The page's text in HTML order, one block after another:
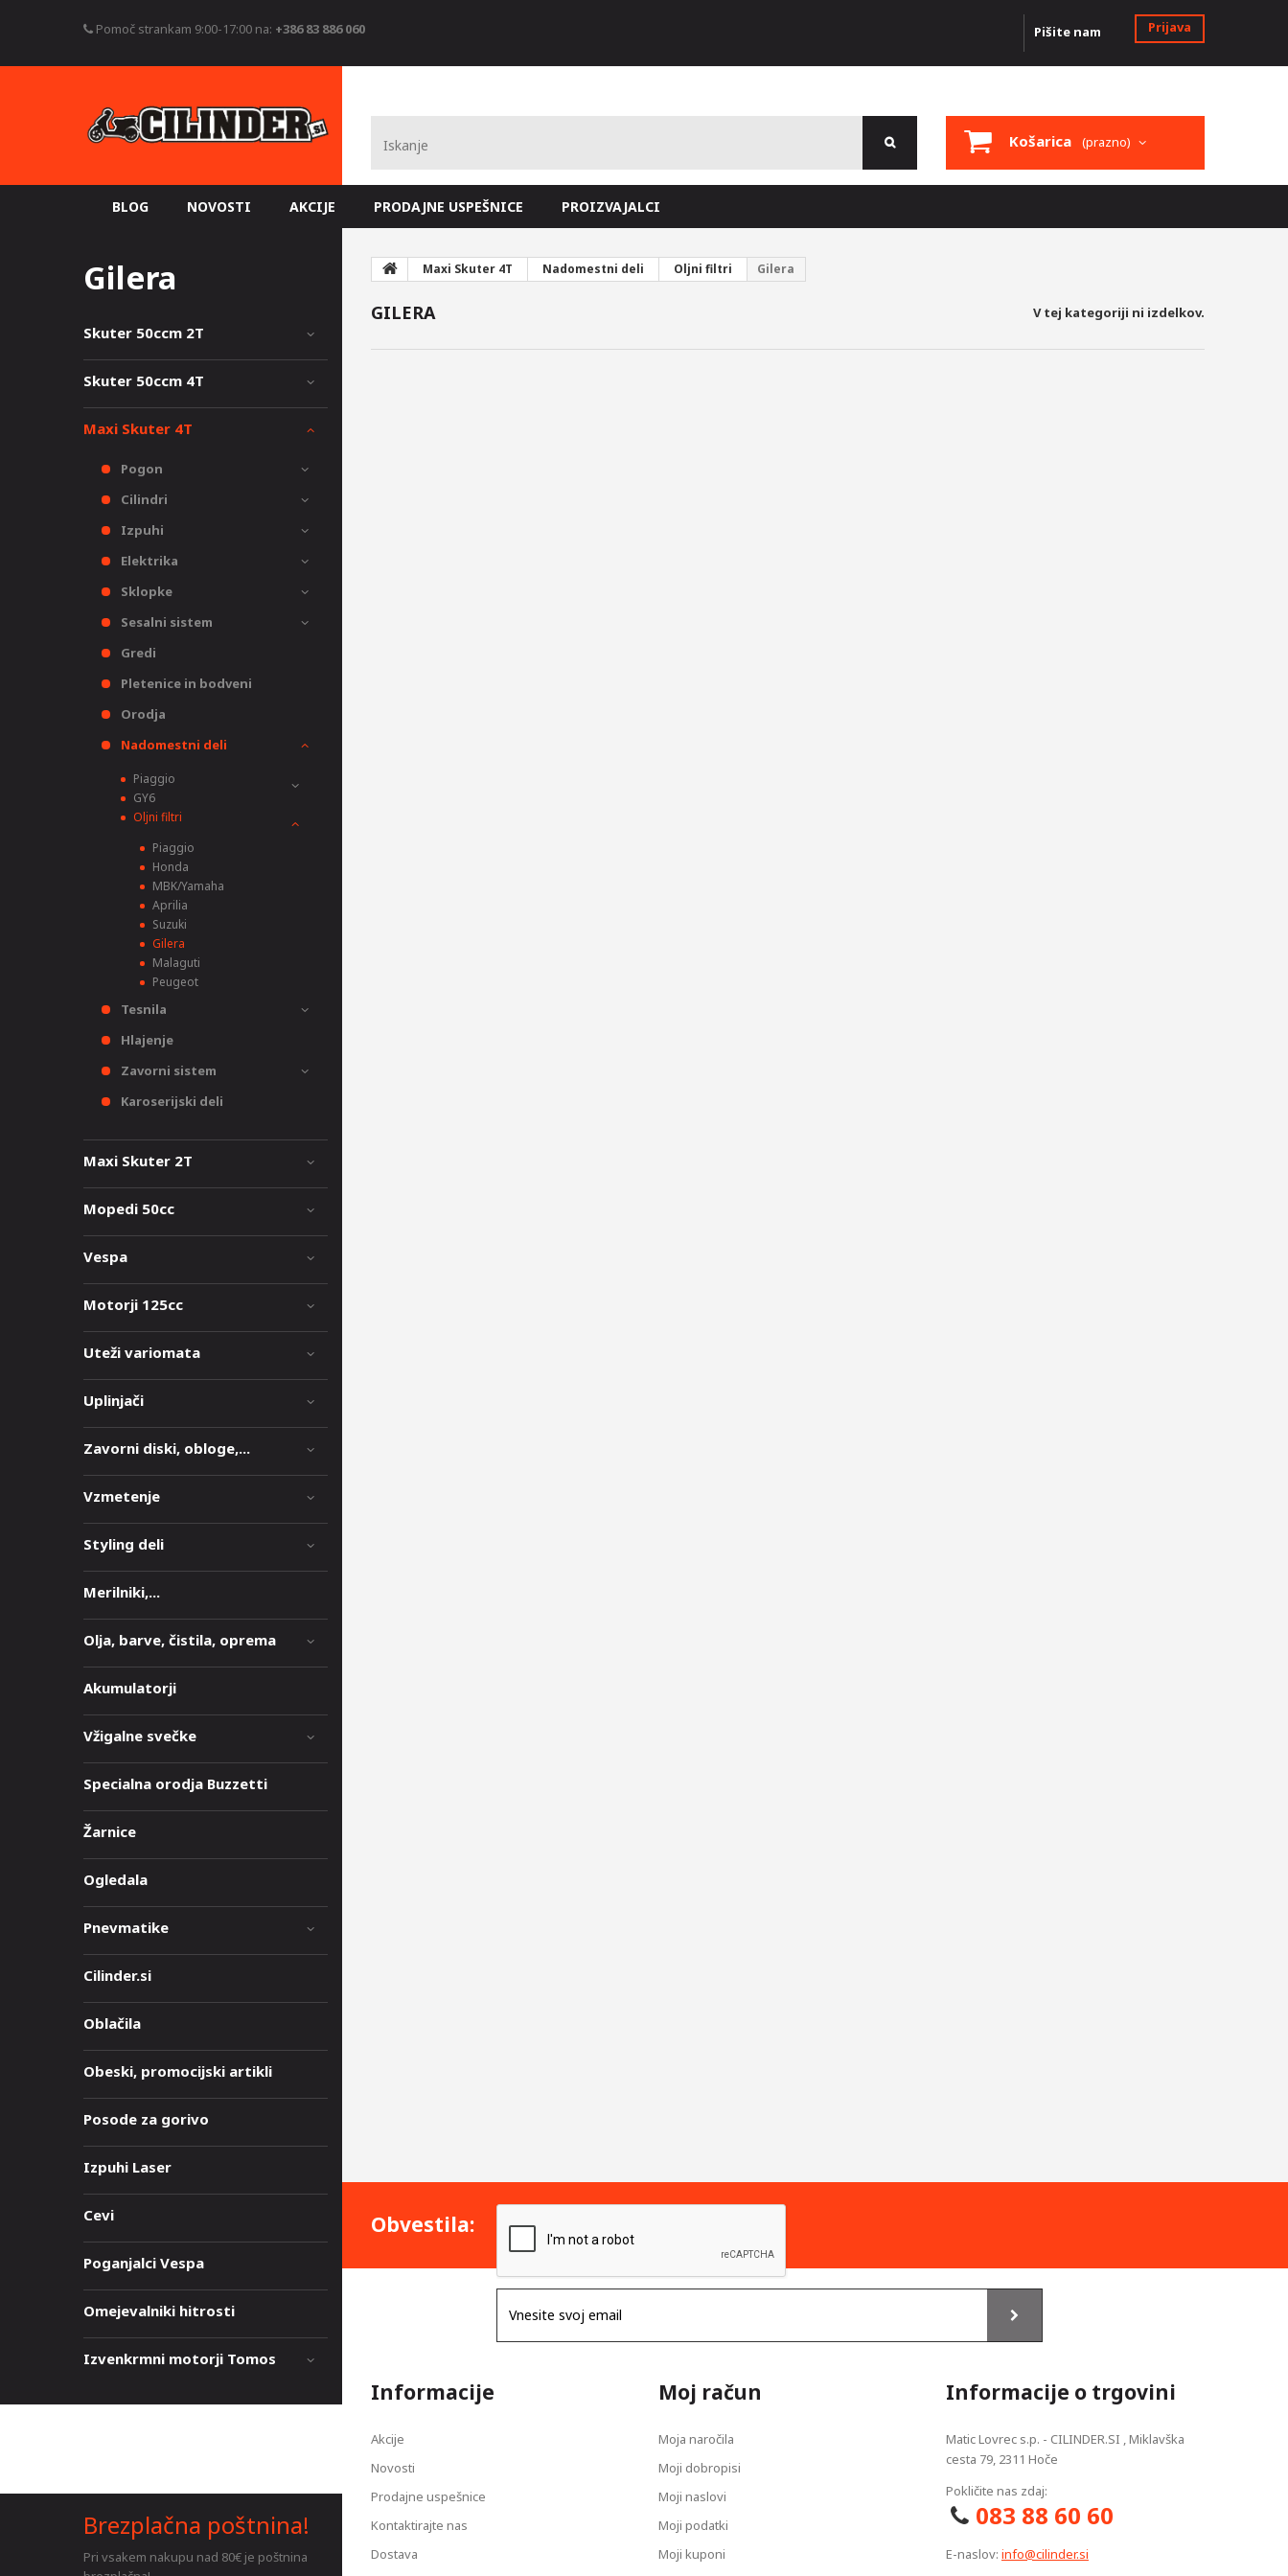
Prijava
Pišite nam
Pomoč strankam 9:00-17:00 na: +386 83 886 060
Košarica (prazno)
BLOG NOVOSTI AKCIJE PRODAJNE USPEŠNICE PROIZVAJALCI
Maxi Skuter 4T Nadomestni deli Oljni filtri Gilera
GILERA V tej kategoriji ni izdelkov.
Gilera
Skuter 50ccm 2T
Skuter 50ccm 4T
Maxi Skuter 4T
Pogon
Cilindri
Izpuhi
Elektrika
Sklopke
Sesalni sistem
Gredi
Pletenice in bodveni
Orodja
Nadomestni deli
Piaggio
GY6
Oljni filtri
Piaggio
Honda
MBK/Yamaha
Aprilia
Suzuki
Gilera
Malaguti
Peugeot
Tesnila
Hlajenje
Zavorni sistem
Karoserijski deli
Maxi Skuter 2T
Mopedi 50cc
Vespa
Motorji 125cc
Uteži variomata
Uplinjači
Zavorni diski, obloge,...
Vzmetenje
Styling deli
Merilniki,...
Olja, barve, čistila, oprema
Akumulatorji
Vžigalne svečke
Specialna orodja Buzzetti
Žarnice
Ogledala
Pnevmatike
Cilinder.si
Oblačila
Obeski, promocijski artikli
Posode za gorivo
Izpuhi Laser
Cevi
Poganjalci Vespa
Omejevalniki hitrosti
Izvenkrmni motorji Tomos
Brezplačna poštnina!
Pri vsakem nakupu nad 80€ je poštnina
Obvestila:
Informacije
Akcije
Novosti
Prodajne uspešnice
Kontaktirajte nas
Dostava
Moj račun
Moja naročila
Moji dobropisi
Moji naslovi
Moji podatki
Moji kuponi
Informacije o trgovini
Matic Lovrec s.p. - CILINDER.SI , Miklavška
cesta 79, 2311 Hoče
Pokličite nas zdaj:
083 88 60 60
E-naslov: info@cilinder.si